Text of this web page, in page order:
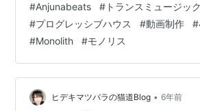
情な宇宙空間にいるかのような音響感
し出すエレクトロサウンドに混じって
イン風な響きが、どこか異教の神秘性
本作は、彼のファーストアルバム『
曲。 イギリスを代表するトランス／
#Anjunabeats # トランスミュージック
#プログレッシブハウス #動画制作 #
#Monolith #モノリス
ヒデキマツバラの猫道Blog • 6年前